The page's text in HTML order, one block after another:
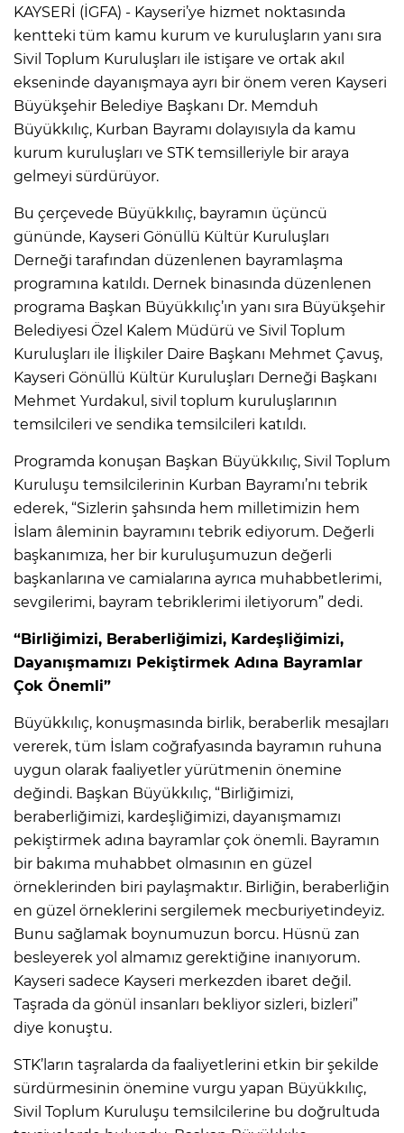
KAYSERİ (İGFA) - Kayseri’ye hizmet noktasında
kentteki tüm kamu kurum ve kuruluşların yanı sıra
Sivil Toplum Kuruluşları ile istişare ve ortak akıl
ekseninde dayanışmaya ayrı bir önem veren Kayseri
Büyükşehir Belediye Başkanı Dr. Memduh
Büyükkılıç, Kurban Bayramı dolayısıyla da kamu
kurum kuruluşları ve STK temsilleriyle bir araya
gelmeyi sürdürüyor.
Bu çerçevede Büyükkılıç, bayramın üçüncü
gününde, Kayseri Gönüllü Kültür Kuruluşları
Derneği tarafından düzenlenen bayramlaşma
programına katıldı. Dernek binasında düzenlenen
programa Başkan Büyükkılıç’ın yanı sıra Büyükşehir
Belediyesi Özel Kalem Müdürü ve Sivil Toplum
Kuruluşları ile İlişkiler Daire Başkanı Mehmet Çavuş,
Kayseri Gönüllü Kültür Kuruluşları Derneği Başkanı
Mehmet Yurdakul, sivil toplum kuruluşlarının
temsilcileri ve sendika temsilcileri katıldı.
Programda konuşan Başkan Büyükkılıç, Sivil Toplum
Kuruluşu temsilcilerinin Kurban Bayramı’nı tebrik
ederek, “Sizlerin şahsında hem milletimizin hem
İslam âleminin bayramını tebrik ediyorum. Değerli
başkanımıza, her bir kuruluşumuzun değerli
başkanlarına ve camialarına ayrıca muhabbetlerimi,
sevgilerimi, bayram tebriklerimi iletiyorum” dedi.
“Birliğimizi, Beraberliğimizi, Kardeşliğimizi,
Dayanışmamızı Pekiştirmek Adına Bayramlar
Çok Önemli”
Büyükkılıç, konuşmasında birlik, beraberlik mesajları
vererek, tüm İslam coğrafyasında bayramın ruhuna
uygun olarak faaliyetler yürütmenin önemine
değindi. Başkan Büyükkılıç, “Birliğimizi,
beraberliğimizi, kardeşliğimizi, dayanışmamızı
pekiştirmek adına bayramlar çok önemli. Bayramın
bir bakıma muhabbet olmasının en güzel
örneklerinden biri paylaşmaktır. Birliğin, beraberliğin
en güzel örneklerini sergilemek mecburiyetindeyiz.
Bunu sağlamak boynumuzun borcu. Hüsnü zan
besleyerek yol almamız gerektiğine inanıyorum.
Kayseri sadece Kayseri merkezden ibaret değil.
Taşrada da gönül insanları bekliyor sizleri, bizleri”
diye konuştu.
STK’ların taşralarda da faaliyetlerini etkin bir şekilde
sürdürmesinin önemine vurgu yapan Büyükkılıç,
Sivil Toplum Kuruluşu temsilcilerine bu doğrultuda